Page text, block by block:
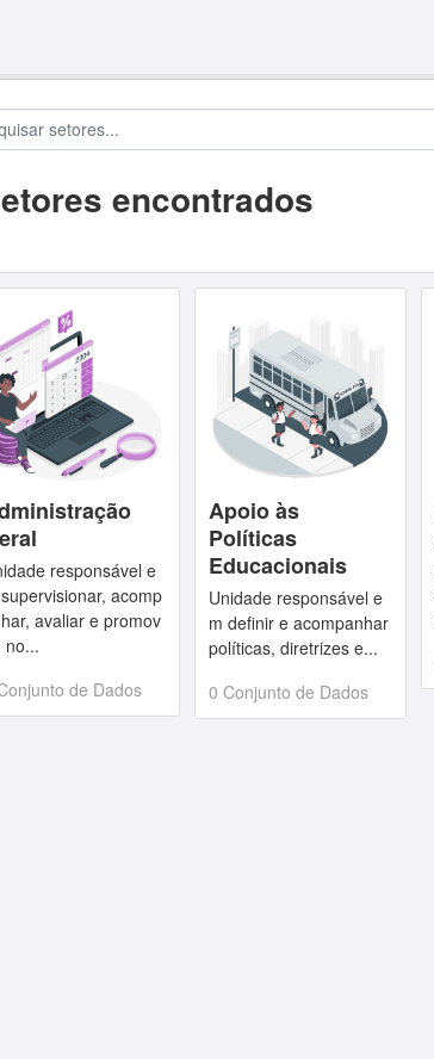
encontrados
responsável e
acomp
avaliar e promov
no...
de Dados
Apoio às
Políticas
Educacionais
Unidade responsável e
m definir e acompanhar
políticas, diretrizes e...
0 Conjunto de Dados